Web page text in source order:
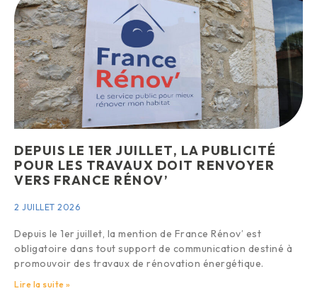
DEPUIS LE 1ER JUILLET, LA PUBLICITÉ
POUR LES TRAVAUX DOIT RENVOYER
VERS FRANCE RÉNOV’
2 JUILLET 2026
Depuis le 1er juillet, la mention de France Rénov’ est
obligatoire dans tout support de communication destiné à
promouvoir des travaux de rénovation énergétique.
Lire la suite »